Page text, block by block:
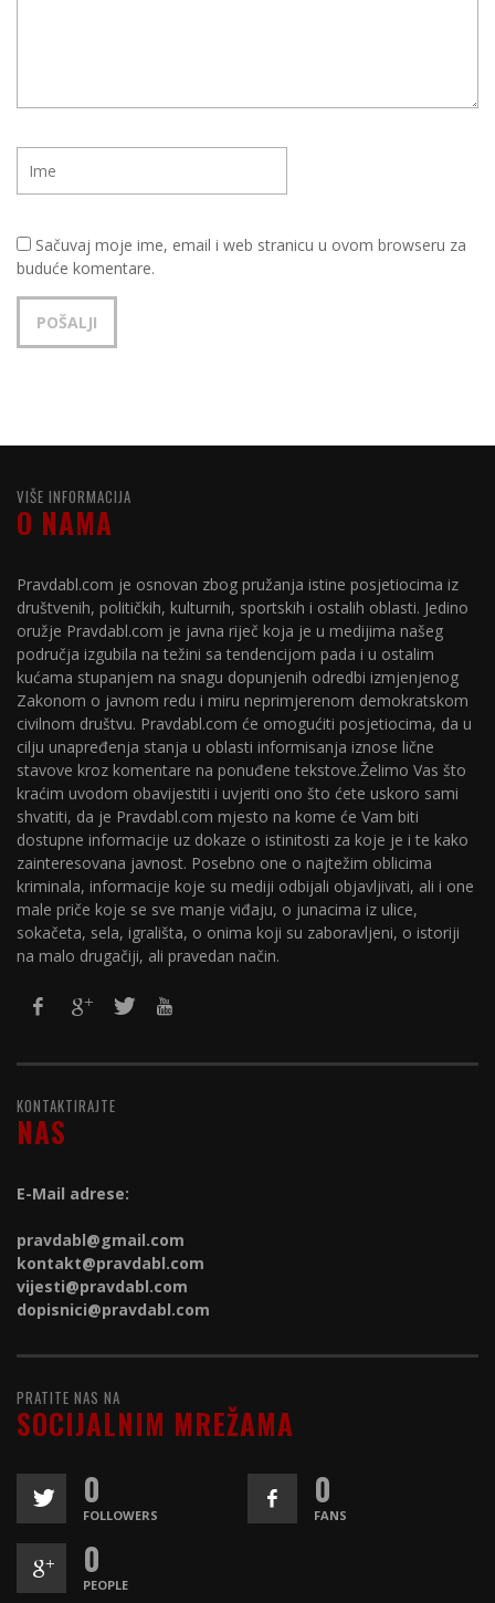
Sačuvaj moje ime, email i web stranicu u ovom browseru za
buduće komentare.
VIŠE INFORMACIJA
O NAMA
Pravdabl.com je osnovan zbog pružanja istine posjetiocima iz
društvenih, političkih, kulturnih, sportskih i ostalih oblasti. Jedino
oružje Pravdabl.com je javna riječ koja je u medijima našeg
područja izgubila na težini sa tendencijom pada i u ostalim
kućama stupanjem na snagu dopunjenih odredbi izmjenjenog
Zakonom o javnom redu i miru neprimjerenom demokratskom
civilnom društvu. Pravdabl.com će omogućiti posjetiocima, da u
cilju unapređenja stanja u oblasti informisanja iznose lične
stavove kroz komentare na ponuđene tekstove.Želimo Vas što
kraćim uvodom obavijestiti i uvjeriti ono što ćete uskoro sami
shvatiti, da je Pravdabl.com mjesto na kome će Vam biti
dostupne informacije uz dokaze o istinitosti za koje je i te kako
zainteresovana javnost. Posebno one o najtežim oblicima
kriminala, informacije koje su mediji odbijali objavljivati, ali i one
male priče koje se sve manje viđaju, o junacima iz ulice,
sokačeta, sela, igrališta, o onima koji su zaboravljeni, o istoriji
na malo drugačiji, ali pravedan način.
KONTAKTIRAJTE
NAS
E-Mail adrese:
pravdabl@gmail.com
kontakt@pravdabl.com
vijesti@pravdabl.com
dopisnici@pravdabl.com
PRATITE NAS NA
SOCIJALNIM MREŽAMA
0
FOLLOWERS
0
FANS
0
PEOPLE